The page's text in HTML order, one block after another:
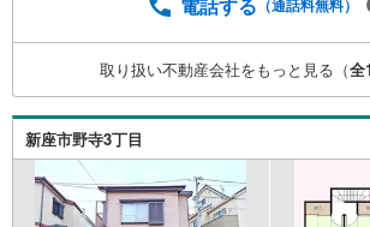
電話する （通話料無料）
取り扱い不動産会社をもっと見る（全1
新座市野寺3丁目